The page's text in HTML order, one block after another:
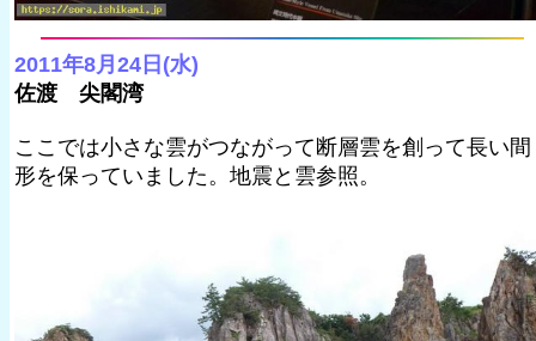
2011年8月24日(水)
佐渡 尖閣湾
ここでは小さな雲がつながって断層雲を創って長い間
形を保っていました。地震と雲参照。